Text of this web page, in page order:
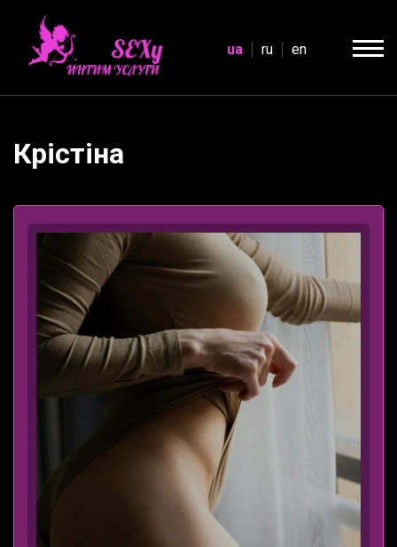
ua ru en
Крістіна